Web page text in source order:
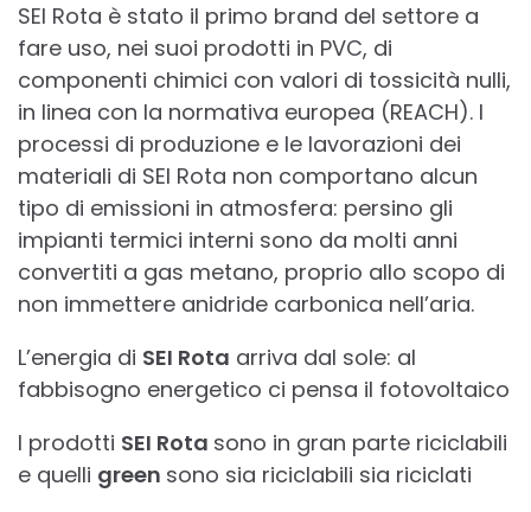
SEI Rota è stato il primo brand del settore a
fare uso, nei suoi prodotti in PVC, di
componenti chimici con valori di tossicità nulli,
in linea con la normativa europea (REACH). I
processi di produzione e le lavorazioni dei
materiali di SEI Rota non comportano alcun
tipo di emissioni in atmosfera: persino gli
impianti termici interni sono da molti anni
convertiti a gas metano, proprio allo scopo di
non immettere anidride carbonica nell’aria.
L’energia di SEI Rota arriva dal sole: al
fabbisogno energetico ci pensa il fotovoltaico
I prodotti SEI Rota sono in gran parte riciclabili
e quelli green sono sia riciclabili sia riciclati